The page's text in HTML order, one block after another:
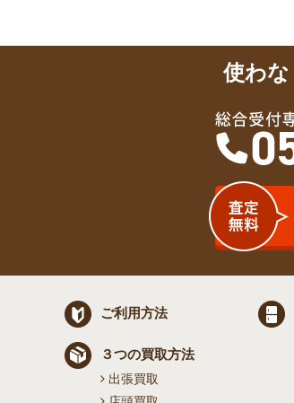
使わ
ご利用方法
３つの買取方法
出張買取